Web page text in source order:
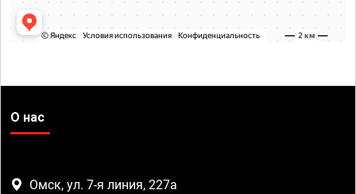
О нас
Омск, ул. 7-я линия, 227а